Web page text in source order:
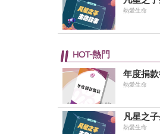
熱愛生命
HOT-熱門
年度捐
熱愛生命
凡星之
熱愛生命